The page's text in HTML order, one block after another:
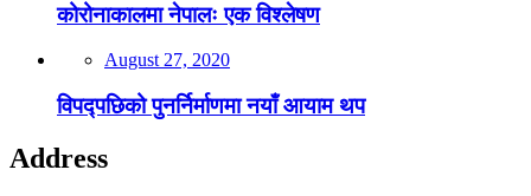
कोरोनाकालमा नेपालः एक विश्लेषण
August 27, 2020
विपद्पछिको पुनर्निर्माणमा नयाँ आयाम थप
Address